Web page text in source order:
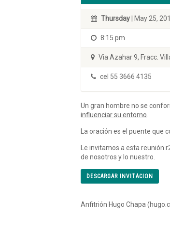
Thursday | May 25,
8:15 pm
Via Azahar 9, Fracc.
cel 55 3666 4135
Un gran hombre no se
influenciar su entorno
La oración es el puente que
Le invitamos a esta reunión
de nosotros y lo nuestro.
DESCARGAR INVITACION
Anfitrión Hugo Chapa